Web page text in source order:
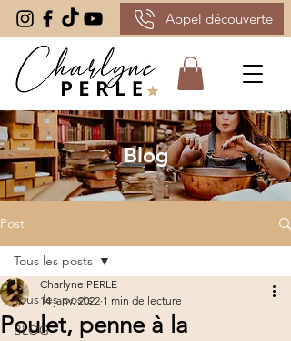
Appel découverte
Blog
Post
Tous les posts
BLOG
Tous les posts
Poulet, penne à la
Charlyne PERLE
14 janv. 2022 1 min de lecture